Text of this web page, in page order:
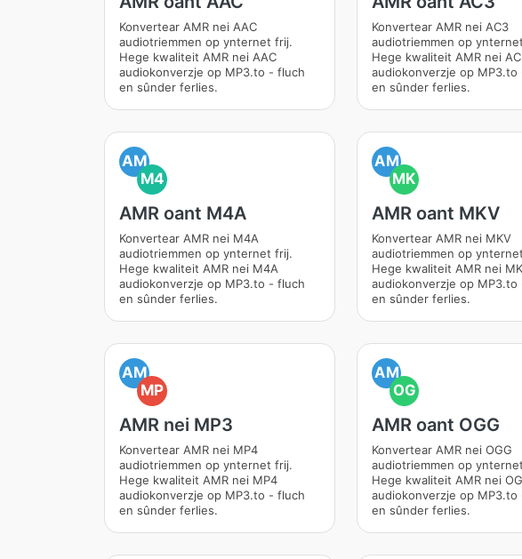
Konvertear AMR nei AAC
audiotriemmen op ynternet frij.
Hege kwaliteit AMR nei AAC
audiokonverzje op MP3.to - fluch
en sûnder ferlies.
Konvertear AMR nei AC3
audiotriemmen op
Hege kwaliteit AMR nei
audiokonverzje op MP3.to
en sûnder ferlies.
AM
M4
AMR oant M4A
Konvertear AMR nei M4A
audiotriemmen op ynternet frij.
Hege kwaliteit AMR nei M4A
audiokonverzje op MP3.to - fluch
en sûnder ferlies.
AM
MK
AMR oant MKV
Konvertear AMR nei MKV
audiotriemmen op
Hege kwaliteit AMR nei
audiokonverzje op MP3.to
en sûnder ferlies.
AM
MP
AMR nei MP3
Konvertear AMR nei MP4
audiotriemmen op ynternet frij.
Hege kwaliteit AMR nei MP4
audiokonverzje op MP3.to - fluch
en sûnder ferlies.
AM
OG
AMR oant OGG
Konvertear AMR nei OGG
audiotriemmen op
Hege kwaliteit AMR nei
audiokonverzje op MP3.to
en sûnder ferlies.